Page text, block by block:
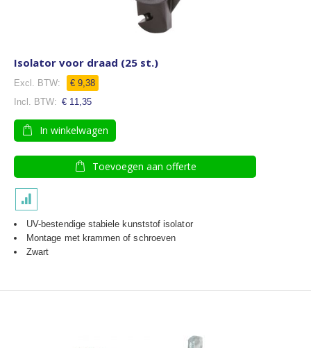
Isolator voor draad (25 st.)
€ 9,38
€ 11,35
In winkelwagen
Toevoegen aan offerte
UV-bestendige stabiele kunststof isolator
Montage met krammen of schroeven
Zwart